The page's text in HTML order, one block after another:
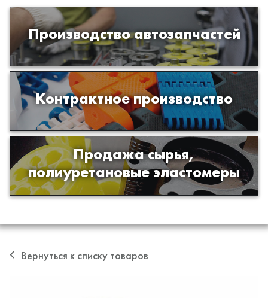
Производство автозапчастей
Разработка и производство деталей
из эластомеров для подвески
автомобиля
Контрактное производство
Производство изделий из пластиков
и полимеров по образцам либо
чертежам заказчика
Продажа сырья,
полиуретановые эластомеры
Продажа сырья для производства
изделий из полиуретана
Вернуться к списку товаров